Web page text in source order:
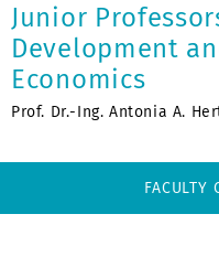
Junior
Development
Economics
Prof. Dr.-Ing. Antonia A.
FACULTY